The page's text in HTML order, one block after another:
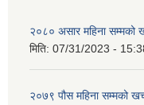
२०८० असार महिना सम्मको
मिति: 07/31/2023 -
२०७९ पौस महिना सम्मको